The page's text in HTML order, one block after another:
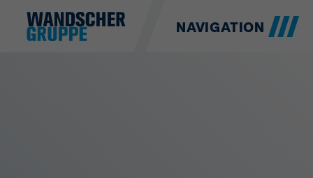
NAVIGATION